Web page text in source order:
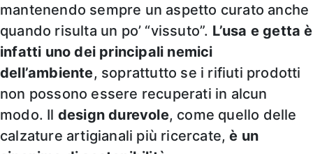
mantenendo sempre un aspetto curato anche
quando risulta un po’ “vissuto”. L’usa e getta è
infatti uno dei principali nemici
dell’ambiente, soprattutto se i rifiuti prodotti
non possono essere recuperati in alcun
modo. Il design durevole, come quello delle
calzature artigianali più ricercate,è un